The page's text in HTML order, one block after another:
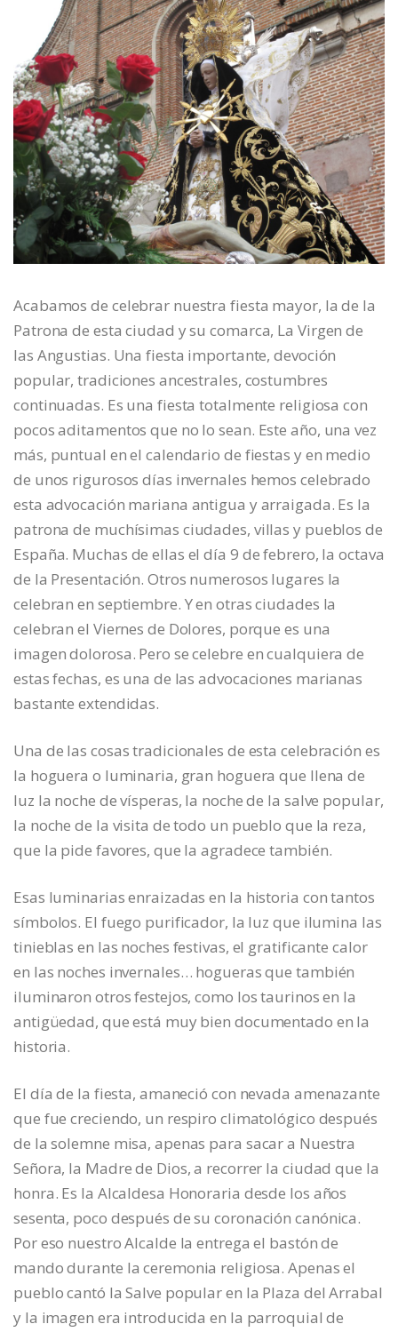
Acabamos de celebrar nuestra fiesta mayor, la de la
Patrona de esta ciudad y su comarca, La Virgen de
las Angustias. Una fiesta importante, devoción
popular, tradiciones ancestrales, costumbres
continuadas. Es una fiesta totalmente religiosa con
pocos aditamentos que no lo sean. Este año, una vez
más, puntual en el calendario de fiestas y en medio
de unos rigurosos días invernales hemos celebrado
esta advocación mariana antigua y arraigada. Es la
patrona de muchísimas ciudades, villas y pueblos de
España. Muchas de ellas el día 9 de febrero, la octava
de la Presentación. Otros numerosos lugares la
celebran en septiembre. Y en otras ciudades la
celebran el Viernes de Dolores, porque es una
imagen dolorosa. Pero se celebre en cualquiera de
estas fechas, es una de las advocaciones marianas
bastante extendidas.
Una de las cosas tradicionales de esta celebración es
la hoguera o luminaria, gran hoguera que llena de
luz la noche de vísperas, la noche de la salve popular,
la noche de la visita de todo un pueblo que la reza,
que la pide favores, que la agradece también.
Esas luminarias enraizadas en la historia con tantos
símbolos. El fuego purificador, la luz que ilumina las
tinieblas en las noches festivas, el gratificante calor
en las noches invernales… hogueras que también
iluminaron otros festejos, como los taurinos en la
antigüedad, que está muy bien documentado en la
historia.
El día de la fiesta, amaneció con nevada amenazante
que fue creciendo, un respiro climatológico después
de la solemne misa, apenas para sacar a Nuestra
Señora, la Madre de Dios, a recorrer la ciudad que la
honra. Es la Alcaldesa Honoraria desde los años
sesenta, poco después de su coronación canónica.
Por eso nuestro Alcalde la entrega el bastón de
mando durante la ceremonia religiosa. Apenas el
pueblo cantó la Salve popular en la Plaza del Arrabal
y la imagen era introducida en la parroquial de